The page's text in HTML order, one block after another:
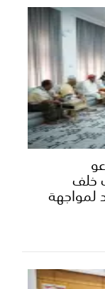
خلف
لمواجهة